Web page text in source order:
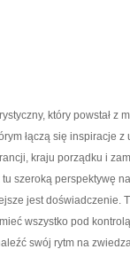
który powstał z
łączą się inspiracje
kraju porządku i
szeroką perspektywę
jest doświadczenie.
wszystko pod
swój rytm na